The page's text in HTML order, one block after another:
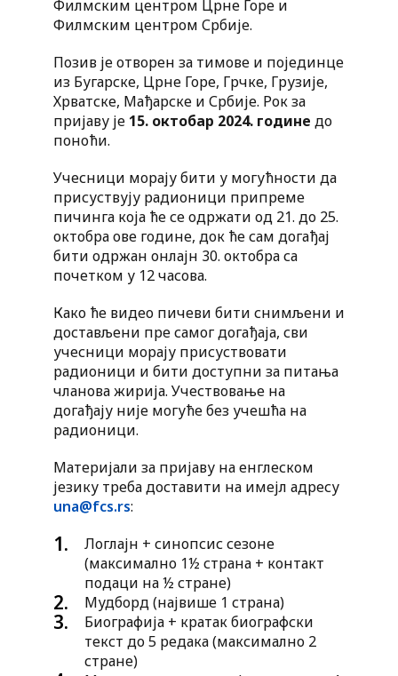
Филмским центром Црне Горе и
Филмским центром Србије.
Позив је отворен за тимове и појединце
из Бугарске, Црне Горе, Грчке, Грузије,
Хрватске, Мађарске и Србије. Рок за
пријаву је 15. октобар 2024. године до
поноћи.
Учесници морају бити у могућности да
присуствују радионици припреме
пичинга која ће се одржати од 21. до 25.
октобра ове године, док ће сам догађај
бити одржан онлајн 30. октобра са
почетком у 12 часова.
Како ће видео пичеви бити снимљени и
достављени пре самог догађаја, сви
учесници морају присуствовати
радионици и бити доступни за питања
чланова жирија. Учествовање на
догађају није могуће без учешћа на
радионици.
Материјали за пријаву на енглеском
језику треба доставити на имејл адресу
una@fcs.rs:
Логлајн + синопсис сезоне
(максимално 1½ страна + контакт
подаци на ½ стране)
Мудборд (највише 1 страна)
Биографија + кратак биографски
текст до 5 редака (максимално 2
стране)